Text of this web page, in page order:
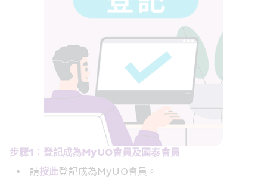
步驟1：登記成為MyUO會員及國泰會員
請按此登記成為MyUO會員。